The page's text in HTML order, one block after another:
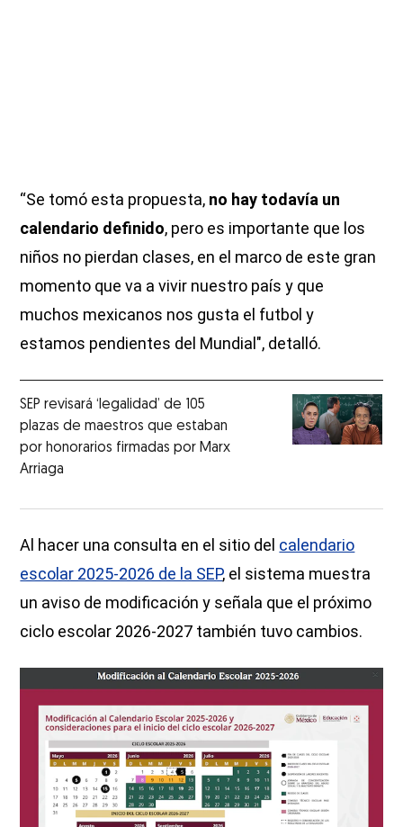
“Se tomó esta propuesta, no hay todavía un
calendario definido, pero es importante que los
niños no pierdan clases, en el marco de este gran
momento que va a vivir nuestro país y que
muchos mexicanos nos gusta el futbol y
estamos pendientes del Mundial", detalló.
SEP revisará ‘legalidad’ de 105
plazas de maestros que estaban
por honorarios firmadas por Marx
Arriaga
Al hacer una consulta en el sitio del calendario
escolar 2025-2026 de la SEP, el sistema muestra
un aviso de modificación y señala que el próximo
ciclo escolar 2026-2027 también tuvo cambios.